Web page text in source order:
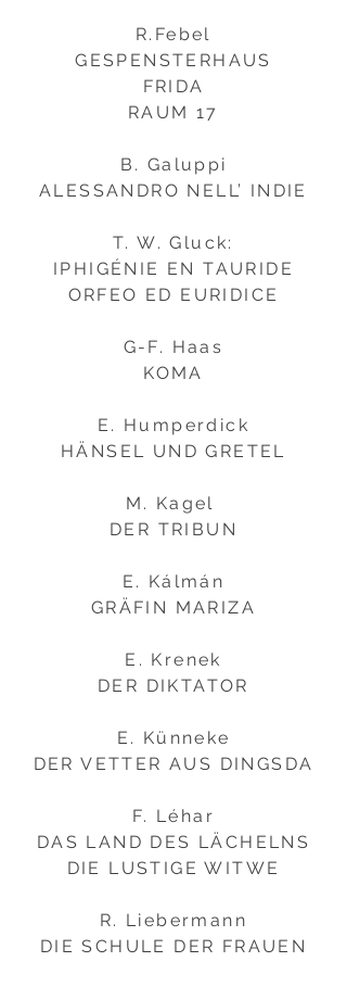
R.Febel
GESPENSTERHAUS
FRIDA
RAUM 17
B. Galuppi
ALESSANDRO NELL’ INDIE
T. W. Gluck:
IPHIGÉNIE EN TAURIDE
ORFEO ED EURIDICE
G-F. Haas
KOMA
E. Humperdick
HÄNSEL UND GRETEL
M. Kagel
DER TRIBUN
E. Kálmán
GRÄFIN MARIZA
E. Krenek
DER DIKTATOR
E. Künneke
DER VETTER AUS DINGSDA
F. Léhar
DAS LAND DES LÄCHELNS
DIE LUSTIGE WITWE
R. Liebermann
DIE SCHULE DER FRAUEN